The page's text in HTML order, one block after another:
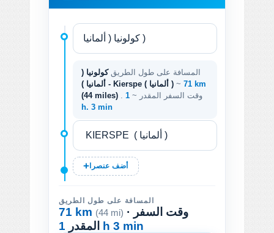
المسافة على طول الطريقكولونيا (
ألمانيا ) - Kierspe ( ألمانيا ) ~
71 km
(44 miles)
. وقت السفر المقدر ~ 1
h. 3 min
أضف عنصرا
المسافة على طول الطريق
71 km (44 mi) · وقت السفر
المقدر 1 h 3 min